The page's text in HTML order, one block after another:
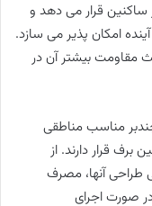
قرار می دهد و
امکان پذیر می سازد.
مقاومت بیشتر آن در
مناسب مناطقی
قرار دارند. از
آنها، مصرف
صورت اجرای